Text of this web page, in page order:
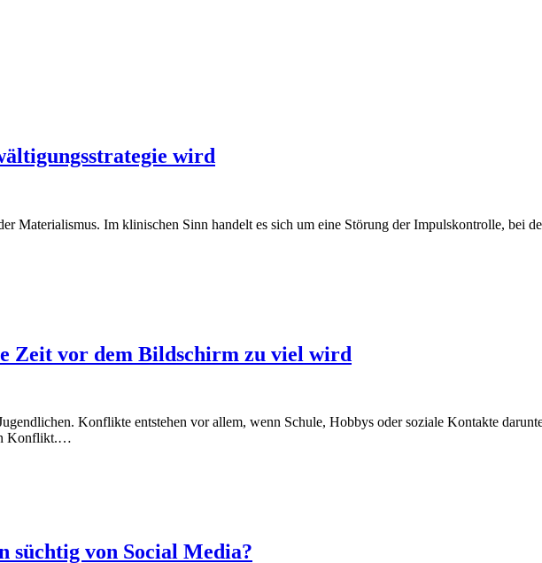
wird
Im klinischen Sinn handelt es sich um eine Störung der Impulskontrolle, bei
Zeit vor dem Bildschirm zu viel wird
Konflikte entstehen vor allem, wenn Schule, Hobbys oder soziale Kontakte
Konflikt.…
süchtig von Social Media?